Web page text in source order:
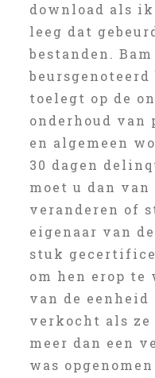
download als
leeg dat
bestanden.
toelegt op de
onderhoud van
en algemeen
30 dagen
moet u dan
veranderen of
eigenaar van
stuk
om hen erop te
van de
verkocht als
meer dan een
was